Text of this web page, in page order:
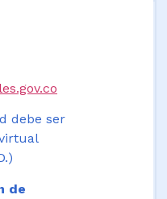
debe ser
de